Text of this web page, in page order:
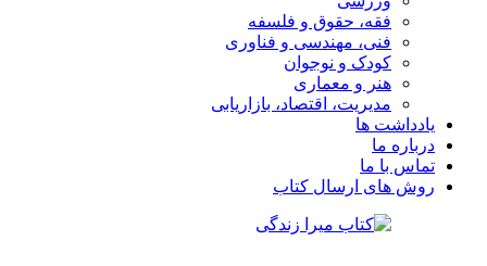
فقه، حقوق و فلسفه
فنی، مهندسی و فناوری
کودک و نوجوان
هنر و معماری
مدیریت، اقتصاد، بازاریابی
یادداشت ها
درباره ما
تماس با ما
روش های ارسال کتاب